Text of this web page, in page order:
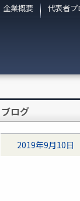
企業概要 代表者プ
ブログ
2019年9月10日